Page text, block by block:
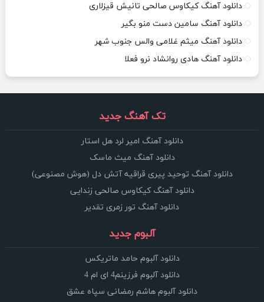
دانلود آهنگ کیکاوس صالحی تانیش قیزلاری
دانلود آهنگ سامین دست منو بگیر
دانلود آهنگ میثم غلامی والس جنوب شهر
دانلود آهنگ هادی روانشاد نرو فعلا
تک آهنگ جدید
دانلود آهنگ امیر لرد هل استار
دانلود آهنگ میث ماسک
دانلود آهنگ توحید پیری قراقیه آتش دل (هوش مصنوعی)
دانلود آهنگ کیکاوس صالحی زندایی
دانلود آهنگ تور زمری تقدیر
آلبوم جدید
دانلود آلبوم حامد ماتریکس
دانلود آلبوم فرزینم4 ای ام 4
دانلود آلبوم هاشم رمضانی سپاه عشق